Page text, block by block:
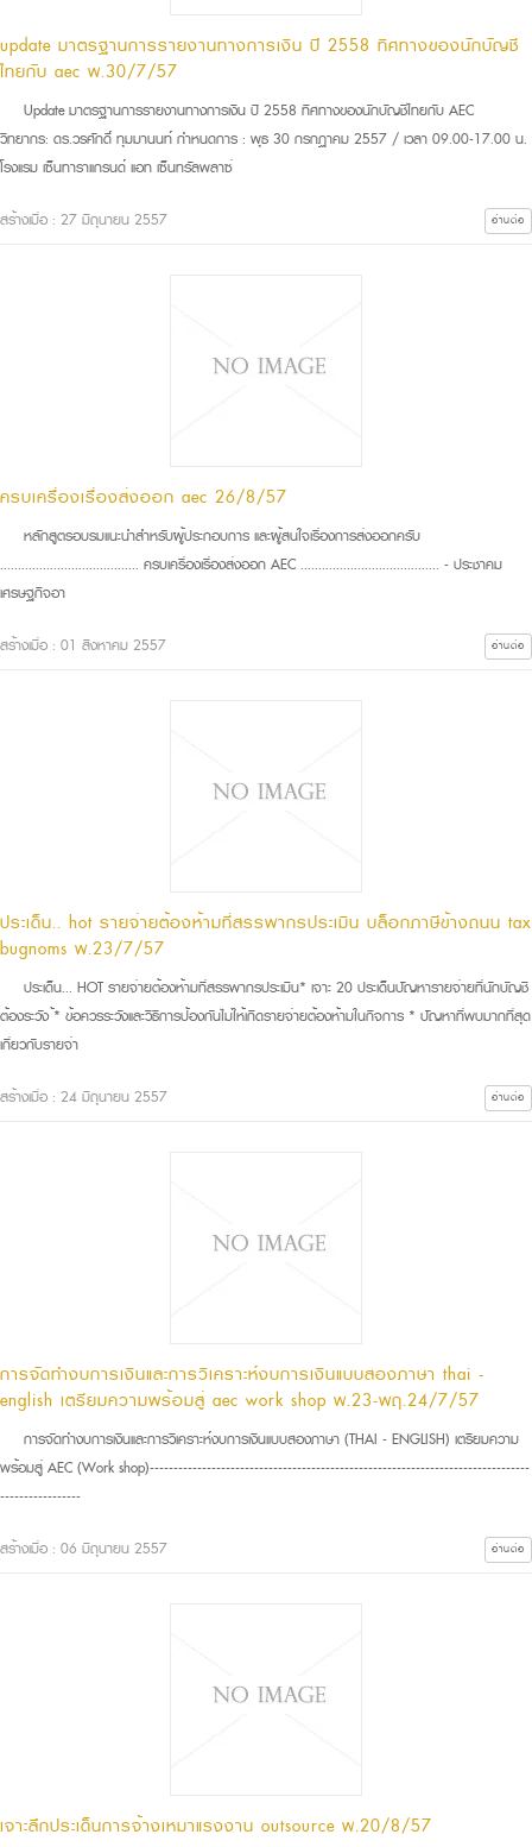
update มาตรฐานการรายงานทางการเงิน ปี 2558 ทิศทางของนักบัญชี
ไทยกับ aec พ.30/7/57
Update มาตรฐานการรายงานทางการเงิน ปี 2558 ทิศทางของนักบัญชีไทยกับ AEC
วิทยากร: ดร.วรศักดิ์ ทุมมานนท์ กำหนดการ : พุธ 30 กรกฏาคม 2557 / เวลา 09.00-17.00 น.
โรงแรม เซ็นทาราแกรนด์ แอท เซ็นทรัลพลาซ่
สร้างเมื่อ : 27 มิถุนายน 2557 อ่านต่อ
ครบเครื่องเรื่องส่งออก aec 26/8/57
หลักสูตรอบรมแนะนำสำหรับผู้ประกอบการ และผู้สนใจเรื่องการส่งออกครับ
....................................... ครบเครื่องเรื่องส่งออก AEC ....................................... - ประชาคม
เศรษฐกิจอา
สร้างเมื่อ : 01 สิงหาคม 2557 อ่านต่อ
ประเด็น.. hot รายจ่ายต้องห้ามที่สรรพากรประเมิน บล็อกภาษีข้างถนน tax
bugnoms พ.23/7/57
ประเด็น... HOT รายจ่ายต้องห้ามที่สรรพากรประเมิน* เจาะ 20 ประเด็นปัญหารายจ่ายที่นักบัญชี
ต้องระวัง ้* ข้อควรระวังและวิธีการป้องกันไม่ให้เกิดรายจ่ายต้องห้ามในกิจการ * ปัญหาที่พบมากที่สุด
เกี่ยวกับรายจ่า
สร้างเมื่อ : 24 มิถุนายน 2557 อ่านต่อ
การจัดทำงบการเงินและการวิเคราะห์งบการเงินแบบสองภาษา thai -
english เตรียมความพร้อมสู่ aec work shop พ.23-พฤ.24/7/57
การจัดทำงบการเงินและการวิเคราะห์งบการเงินแบบสองภาษา (THAI - ENGLISH) เตรียมความ
พร้อมสู่ AEC (Work shop)--------------------------------------------------------------------------------
-----------------
สร้างเมื่อ : 06 มิถุนายน 2557 อ่านต่อ
เจาะลึกประเด็นการจ้างเหมาแรงงาน outsource พ.20/8/57